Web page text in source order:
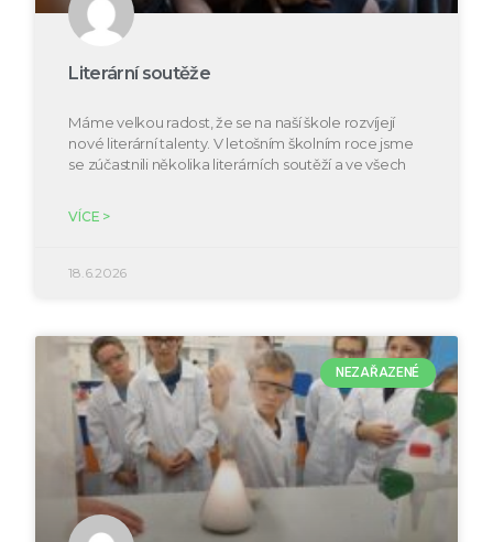
Literární soutěže
Máme velkou radost, že se na naší škole rozvíjejí
nové literární talenty. V letošním školním roce jsme
se zúčastnili několika literárních soutěží a ve všech
VÍCE >
18.6.2026
NEZAŘAZENÉ